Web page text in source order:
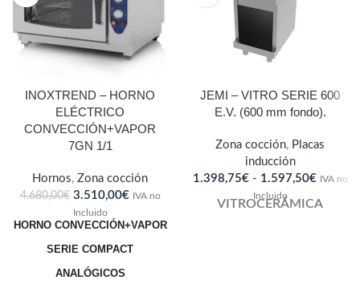
INOXTREND – HORNO
ELÉCTRICO
CONVECCIÓN+VAPOR
7GN 1/1
Hornos, Zona cocción
4.680,00€ 3.510,00€
IVA no
Incluido
HORNO CONVECCIÓN+VAPOR
SERIE COMPACT
ANALÓGICOS
JEMI – VITRO SERIE 600
E.V. (600 mm fondo).
Zona cocción, Placas
inducción
1.398,75€ - 1.597,50€
IVA no
Incluido
VITROCERÁMICA